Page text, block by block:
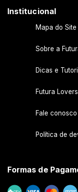
Institucional
Mapa do Site
Sobre a
Dicas e
Futura Lovers
Fale conosco
Política de
Formas de